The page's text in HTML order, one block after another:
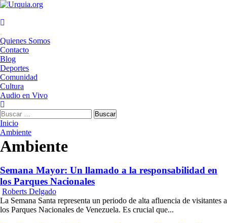
Saltar
contenido
Menú
principal
Quienes Somos
Contacto
Blog
Deportes
Comunidad
Cultura
Audio en Vivo
Buscar:
Inicio
Ambiente
Ambiente
Semana Mayor: Un llamado a la responsabilidad en
los Parques Nacionales
Roberts Delgado
La Semana Santa representa un periodo de alta afluencia de visitantes a
los Parques Nacionales de Venezuela. Es crucial que...